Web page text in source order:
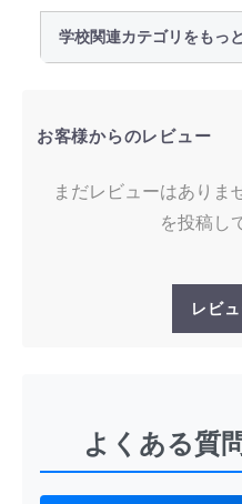
学校関連カテゴリをもっ
お客様からのレビュー
まだレビューはありま
を投稿し
レビ
よくある質